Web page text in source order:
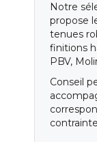
Notre
propose
tenues
finitions
PBV,
Conseil